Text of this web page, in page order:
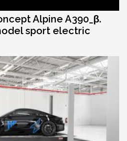
Alpine A390_β.
sport electric